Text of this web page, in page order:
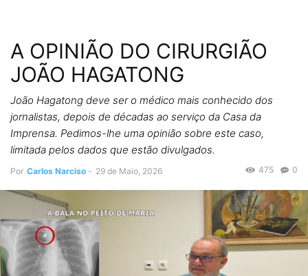
A OPINIÃO DO CIRURGIÃO
JOÃO HAGATONG
João Hagatong deve ser o médico mais conhecido dos
jornalistas, depois de décadas ao serviço da Casa da
Imprensa. Pedimos-lhe uma opinião sobre este caso,
limitada pelos dados que estão divulgados.
Por Carlos Narciso - 29 de Maio, 2026 0
475